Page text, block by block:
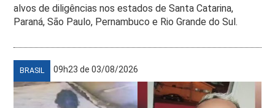
alvos de diligências nos estados de Santa Catarina,
Paraná, São Paulo, Pernambuco e Rio Grande do Sul.
BRASIL 09h23 de 03/08/2026